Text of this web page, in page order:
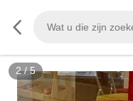
2/5